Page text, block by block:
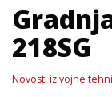
218SG
Novosti iz vojne